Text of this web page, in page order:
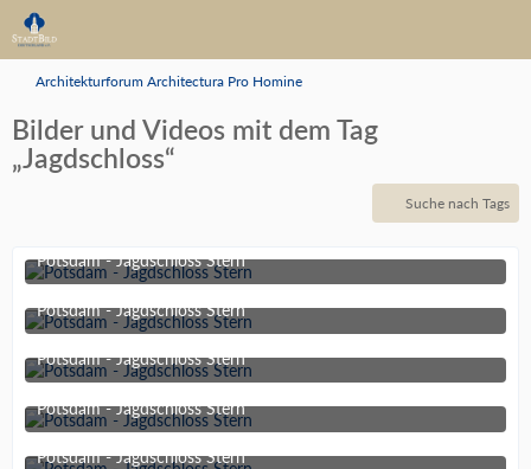
Architekturforum Architectura Pro Homine
Bilder und Videos mit dem Tag
„Jagdschloss“
Suche nach Tags
Potsdam - Jagdschloss Stern
9. August 2022 um 19:59
Potsdam - Jagdschloss Stern
9. August 2022 um 19:59
Potsdam - Jagdschloss Stern
9. August 2022 um 19:59
Potsdam - Jagdschloss Stern
9. August 2022 um 19:59
Potsdam - Jagdschloss Stern